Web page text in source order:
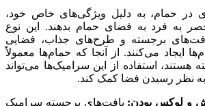
در حمام، به دلیل ویژگی‌های خاص خود،
به فرد به فضای حمام بدهند. این نوع
برجسته و طرح‌های جذاب، فضایی
ایجاد می‌کنند. از آنجا که حمام‌ها معمولاً
استفاده از این سرامیک‌ها می‌تواند
نظر رسیدن فضا کمک کند.
و لوکس بودن: بافت‌های برجسته سرامیک